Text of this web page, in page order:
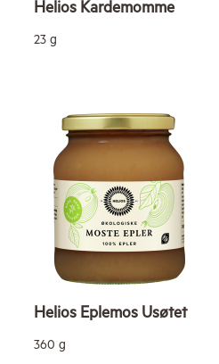
Helios Kardemomme
23 g
Helios Eplemos Usøtet
360 g